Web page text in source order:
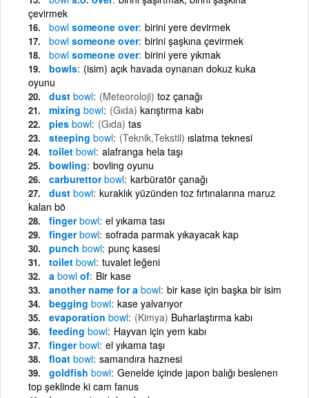
çevirmek
bowl someone over birini yere devirmek
bowl someone over birini şaşkına çevirmek
bowl someone over birini yere yıkmak
bowls (isim) açık havada oynanan dokuz kuka
oyunu
dust bowl (Meteoroloji) toz çanağı
mixing bowl (Gıda) karıştırma kabı
pies bowl (Gıda) tas
steeping bowl (Teknik,Tekstil) ıslatma teknesi
toilet bowl alafranga hela taşı
bowling bovling oyunu
carburettorbowl karbüratör çanağı
dust bowl kuraklık yüzünden toz fırtınalarına maruz
kalan bö
fingerbowl el yıkama tası
fingerbowl sofrada parmak yıkayacak kap
punch bowl punç kasesi
toilet bowl tuvalet leğeni
a bowl of Bir kase
another name for a bowl bir kase için başka bir isim
begging bowl kase yalvarıyor
evaporation bowl (Kimya) Buharlaştırma kabı
feeding bowl Hayvan için yem kabı
fingerbowl el yıkama taşı
float bowl samandıra haznesi
goldfish bowl Genelde içinde japon balığı beslenen
top şeklinde ki cam fanus